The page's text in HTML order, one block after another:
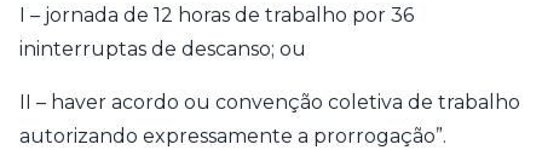
I – jornada de 12 horas de trabalho por 36
ininterruptas de descanso; ou
II – haver acordo ou convenção coletiva de trabalho
autorizando expressamente a prorrogação”.